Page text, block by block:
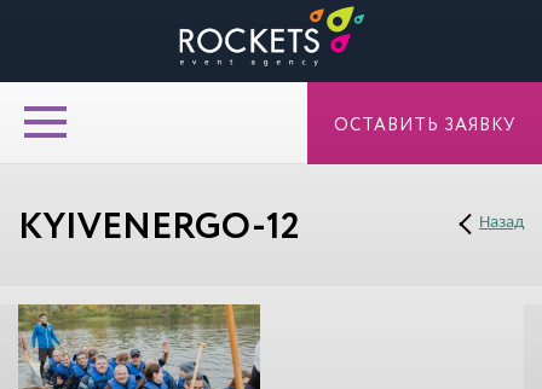
KYIVENERGO-12 Назад
ОСТАВИТЬ ЗАЯВКУ